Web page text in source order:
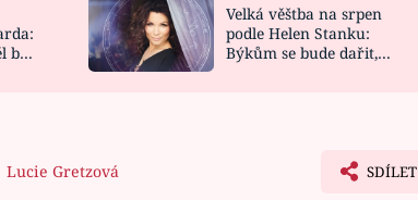
NOVINKY
VIDEORECEPTY
by
Velká věštba na srpen
podle Helen Stanku:
Býkům se bude dařit,
Lucie Gretzová SDÍLET